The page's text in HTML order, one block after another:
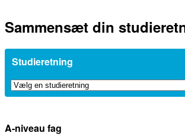
Sammensæt din
Studieretning
A-niveau fag